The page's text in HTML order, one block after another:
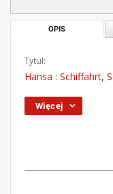
OPIS
Tytuł:
Hansa : Schiffahrt,
Więcej